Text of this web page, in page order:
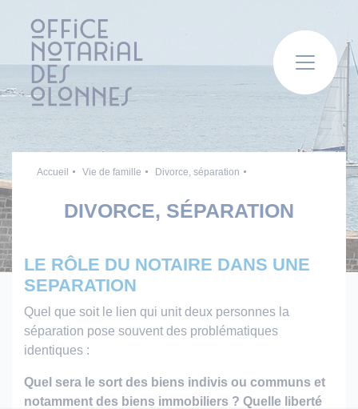
Accueil Vie de famille Divorce, séparation
DIVORCE, SÉPARATION
LE RÔLE DU NOTAIRE DANS UNE
SEPARATION
Quel que soit le lien qui unit deux personnes la
séparation pose souvent des problématiques
identiques :
Quel sera le sort des biens indivis ou communs et
notamment des biens immobiliers ? Quelle liberté